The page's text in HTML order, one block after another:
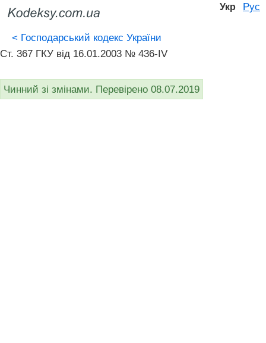
Укр Рус
< Господарський кодекс України
Ст. 367 ГКУ від 16.01.2003 № 436-IV
Чинний зі змінами. Перевірено 08.07.2019